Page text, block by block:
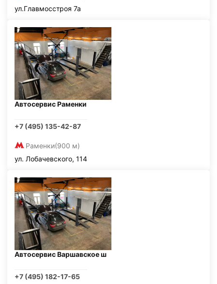
ул.Главмосстроя 7а
Автосервис Раменки
+7 (495) 135-42-87
Раменки(900 м)
ул. Лобачевского, 114
Автосервис Варшавское ш
+7 (495) 182-17-65